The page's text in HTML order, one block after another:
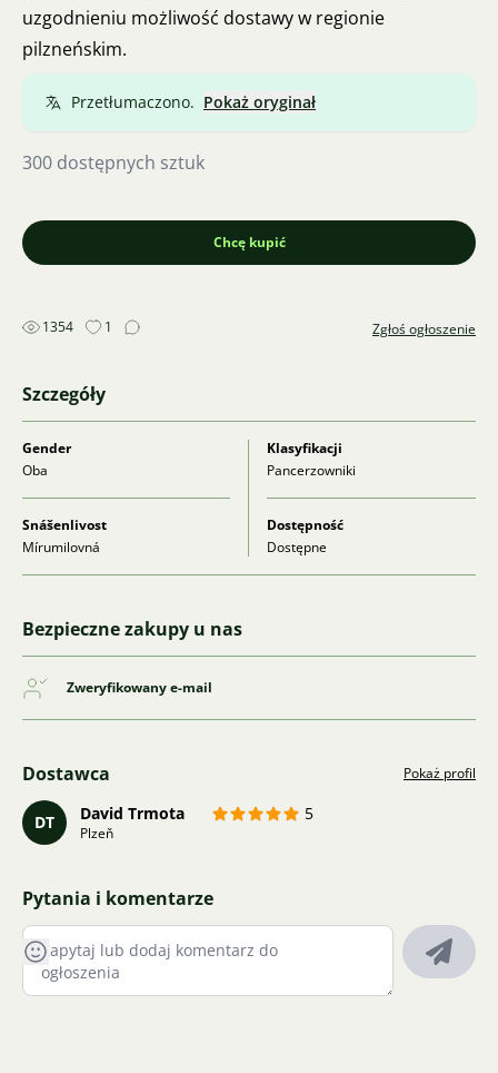
uzgodnieniu możliwość dostawy w regionie
pilzneńskim.
Przetłumaczono. Pokaż oryginał
300 dostępnych sztuk
Chcę kupić
1354 1 Zgłoś ogłoszenie
Szczegóły
Gender
Oba
Klasyfikacji
Pancerzowniki
Snášenlivost
Mírumilovná
Dostępność
Dostępne
Bezpieczne zakupy u nas
Zweryfikowany e-mail
Dostawca Pokaż profil
DT David Trmota 5
Plzeň
Pytania i komentarze